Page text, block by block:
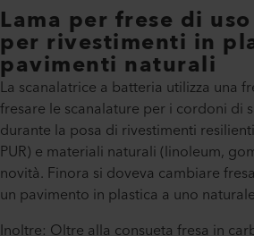
Lama per frese di
per rivestimenti in
pavimenti naturali
La scanalatrice a batteria utilizza una
fresare le scanalature per i cordoni di
durante la posa di rivestimenti
PUR) e materiali naturali (linoleum,
novità. Finora si doveva cambiare
un pavimento in plastica a uno
Inoltre: Oltre alla consueta fresa in